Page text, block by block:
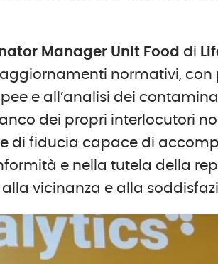
Manager Unit Food di
normativi,
e all’analisi dei
dei propri interlocutori
di fiducia capace di
e nella tutela della
vicinanza e alla